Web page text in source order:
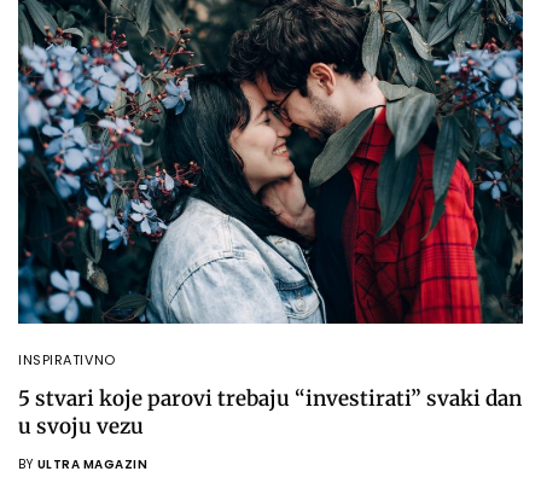
INSPIRATIVNO
5 stvari koje parovi trebaju “investirati” svaki dan
u svoju vezu
BY ULTRA MAGAZIN